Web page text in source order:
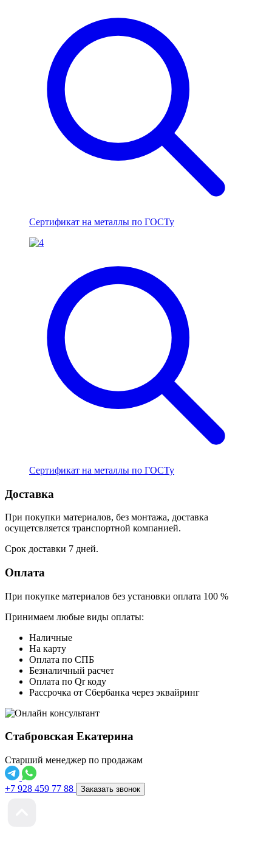
Сертификат на металлы по ГОСТу
Сертификат на металлы по ГОСТу
Доставка
При покупки материалов, без монтажа, доставка
осущетсвляется транспортной компанией.
Срок доставки 7 дней.
Оплата
При покупке материалов без установки оплата 100 %
Принимаем любые виды оплаты:
Наличные
На карту
Оплата по СПБ
Безналичный расчет
Оплата по Qr коду
Рассрочка от Сбербанка через эквайринг
Стабровская Екатерина
Старший менеджер по продажам
+7 928 459 77 88 Заказать звонок